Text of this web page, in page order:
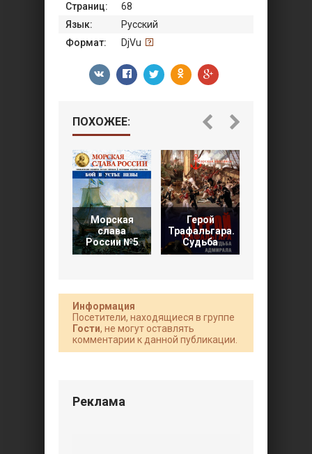
Страниц:
68
Язык:
Русский
Формат:
DjVu
ПОХОЖЕЕ:
Морская
слава
России №5
Герой
Трафальгара.
Судьба
Информация
Посетители, находящиеся в группе
Гости, не могут оставлять
комментарии к данной публикации.
Реклама